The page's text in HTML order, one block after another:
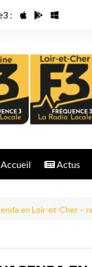
:
Accueil Actus
en Loir-et-Cher –